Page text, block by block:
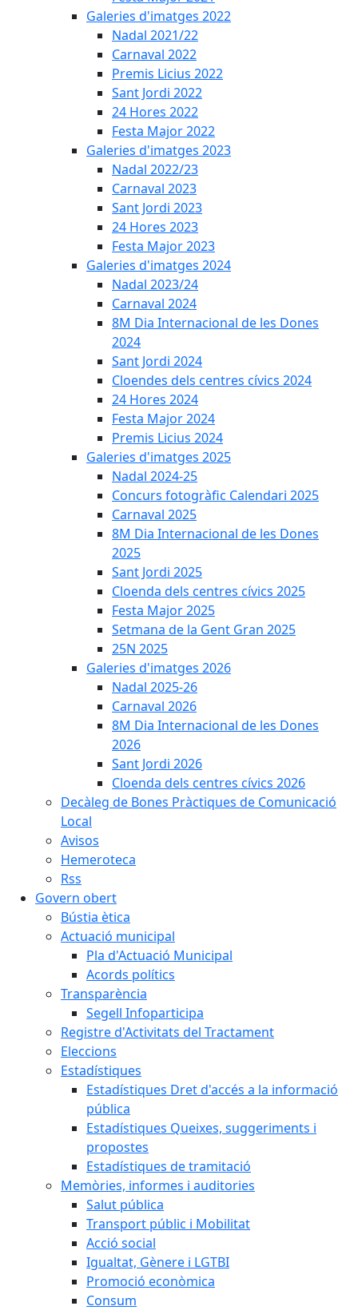
Galeries d'imatges 2022
Nadal 2021/22
Carnaval 2022
Premis Licius 2022
Sant Jordi 2022
24 Hores 2022
Festa Major 2022
Galeries d'imatges 2023
Nadal 2022/23
Carnaval 2023
Sant Jordi 2023
24 Hores 2023
Festa Major 2023
Galeries d'imatges 2024
Nadal 2023/24
Carnaval 2024
8M Dia Internacional de les Dones
2024
Sant Jordi 2024
Cloendes dels centres cívics 2024
24 Hores 2024
Festa Major 2024
Premis Licius 2024
Galeries d'imatges 2025
Nadal 2024-25
Concurs fotogràfic Calendari 2025
Carnaval 2025
8M Dia Internacional de les Dones
2025
Sant Jordi 2025
Cloenda dels centres cívics 2025
Festa Major 2025
Setmana de la Gent Gran 2025
25N 2025
Galeries d'imatges 2026
Nadal 2025-26
Carnaval 2026
8M Dia Internacional de les Dones
2026
Sant Jordi 2026
Cloenda dels centres cívics 2026
Decàleg de Bones Pràctiques de Comunicació
Local
Avisos
Hemeroteca
Rss
Govern obert
Bústia ètica
Actuació municipal
Pla d'Actuació Municipal
Acords polítics
Transparència
Segell Infoparticipa
Registre d'Activitats del Tractament
Eleccions
Estadístiques
Estadístiques Dret d'accés a la informació
pública
Estadístiques Queixes, suggeriments i
propostes
Estadístiques de tramitació
Memòries, informes i auditories
Salut pública
Transport públic i Mobilitat
Acció social
Igualtat, Gènere i LGTBI
Promoció econòmica
Consum